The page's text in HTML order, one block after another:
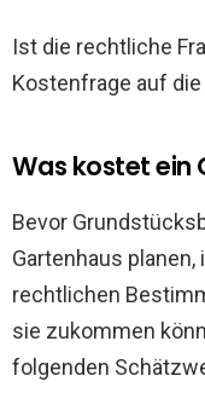
Ist die rechtliche
Kostenfrage auf
Was kostet ein
Bevor
Gartenhaus
rechtlichen
sie zukommen
folgenden